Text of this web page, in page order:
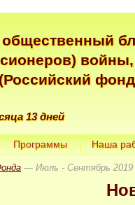
общественный
(Российский
13 дней
Программы Наша
— Июль - Сентябрь 2019